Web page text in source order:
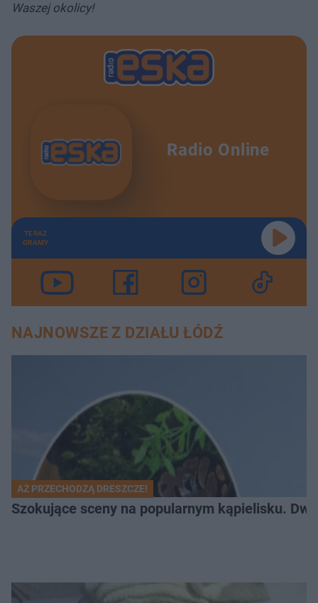
Waszej okolicy!
Radio Online
TERAZ
GRAMY
NAJNOWSZE Z DZIAŁU ŁÓDŹ
AŻ PRZECHODZĄ DRESZCZE!
Szokujące sceny na popularnym kąpielisku.